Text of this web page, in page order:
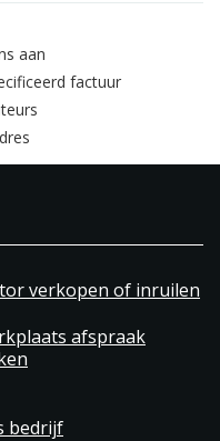
aan
factuur
verkopen of inruilen
afspraak
bedrijf